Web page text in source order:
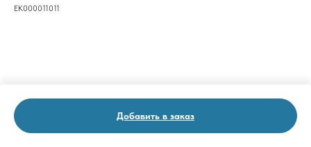
Добавить в заказ
ЕК000011011